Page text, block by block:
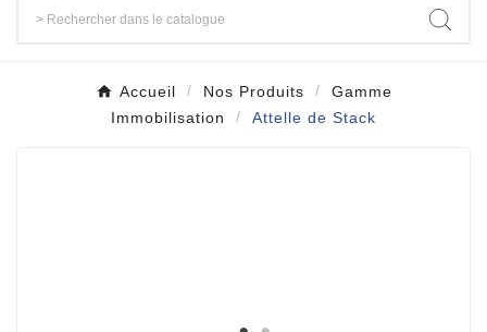
Accueil Nos Produits
Gamme
Immobilisation
Attelle de Stack